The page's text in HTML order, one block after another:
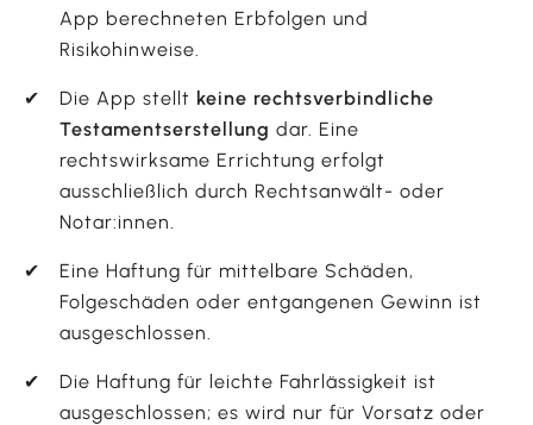
App berechneten Erbfolgen und
Risikohinweise.
Die App stellt keine rechtsverbindliche
Testamentserstellung dar. Eine
rechtswirksame Errichtung erfolgt
ausschließlich durch Rechtsanwält- oder
Notar:innen.
Eine Haftung für mittelbare Schäden,
Folgeschäden oder entgangenen Gewinn ist
ausgeschlossen.
Die Haftung für leichte Fahrlässigkeit ist
ausgeschlossen; es wird nur für Vorsatz oder